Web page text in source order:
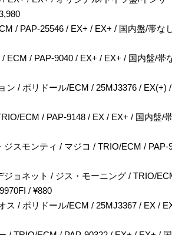
/ PAP-25546 / EX+ / EX+ / 国内盤/帯な
/ PAP-9040 / EX+ / EX+ / 国内盤/帯
/ ポリドール/ECM / 25MJ3376 / EX(+)
ECM / PAP-9148 / EX / EX+ / 国内盤/
スモンティ / マジコ / TRIO/ECM / PAP-
ョネット / ジス・モーニング / TRIO/
/ ¥880
/ ポリドール/ECM / 25MJ3367 / EX /